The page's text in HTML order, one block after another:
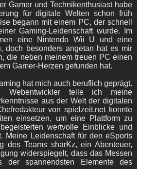
Gamer und Technikenthusiast habe
für digitale Welten schon früh
begann mit einem PC, der schnell
Gaming-Leidenschaft wurde. Im
eine Nintendo Wii U und eine
doch besonders angetan hat es mir
die neben meinem treuen PC einen
Gamer-Herzen gefunden hat.
hat mich auch beruflich geprägt.
Webentwickler teile ich meine
aus der Welt der digitalen
von spielzeit.net konnte
einsetzen, um eine Plattform zu
wertvolle Einblicke und
Meine Leidenschaft für den eSports
des Teams sharKz, ein Abenteuer,
widerspiegelt, dass das Messen
der spannendsten Elemente des